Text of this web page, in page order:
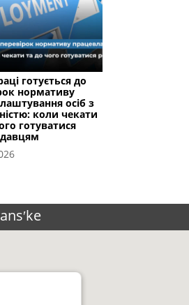
готується до
нормативу
осіб з
коли чекати
готуватися